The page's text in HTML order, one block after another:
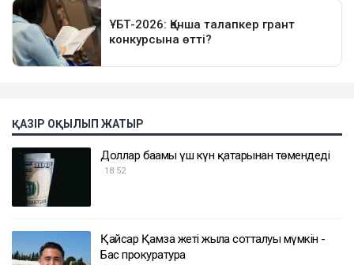
ҚАЗІР ОҚЫЛЫП ЖАТЫР
Доллар бағамы үш күн қатарынан төмендеді
18:52
Қайсар Қамза жеті жылға сотталуы мүмкін -
Бас прокуратура